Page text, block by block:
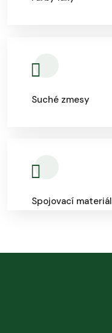
Suché zmesy
Spojovací materiál